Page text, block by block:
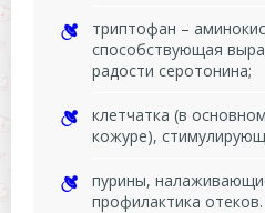
триптофан –
способствующая
радости серотонина;
клетчатка (в
кожуре),
пурины,
профилактика отеков.